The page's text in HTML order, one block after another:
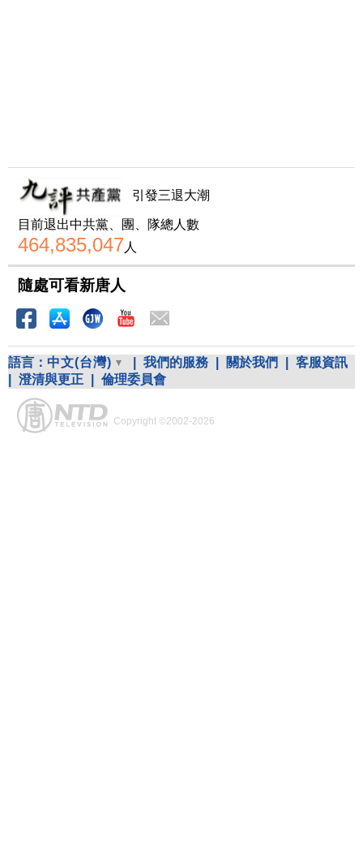
引發三退大潮
目前退出中共黨、團、隊總人數
464,835,047人
隨處可看新唐人
語言： 中文(台灣) 我們的服務 關於我們
客服資訊
澄清與更正 倫理委員會
Copyright ©2002-2026